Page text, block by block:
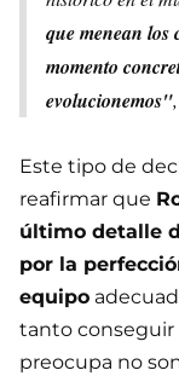
que menean los
momento
evolucionemos"
Este tipo de
reafirmar que
último detalle
por la
equipo
tanto conseguir
preocupa no